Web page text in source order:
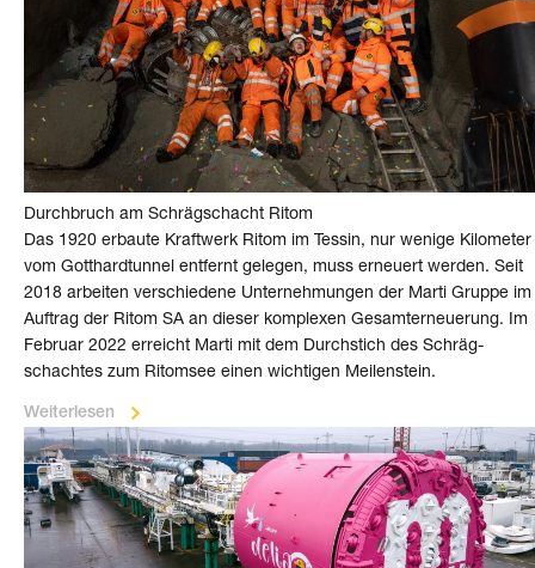
Durchbruch am Schrägschacht Ritom
Das 1920 erbaute Kraftwerk Ritom im Tessin, nur wenige Kilo­meter
vom Gotthard­tunnel entfernt gelegen, muss erneuert werden. Seit
2018 arbeiten ver­schiedene Unter­nehmungen der Marti Gruppe im
Auftrag der Ritom SA an dieser komplexen Gesamt­erneuerung. Im
Februar 2022 erreicht Marti mit dem Durch­stich des Schräg­
schachtes zum Ritomsee einen wichtigen Meilen­stein.
Weiterlesen